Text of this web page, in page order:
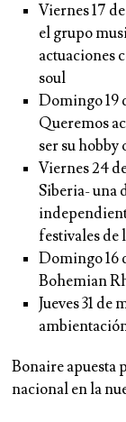
Viernes 17
el grupo
actuaciones
soul
Domingo 19
Queremos
ser su hobby
Viernes 24
Siberia- una
festivales de
Domingo 16
Bohemian
Jueves 31 de
Bonaire apuesta
nacional en la